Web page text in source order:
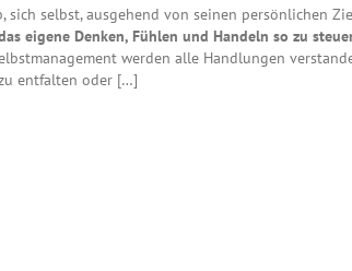
sich selbst, ausgehend von seinen persönlichen
eigene Denken, Fühlen und Handeln so zu
werden alle Handlungen
entfalten oder […]